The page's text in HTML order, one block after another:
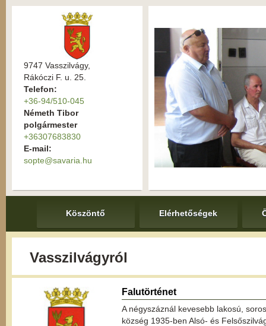
9747 Vasszilvágy,
Rákóczi F. u. 25.
Telefon:
+36-94/510-045
Németh Tibor
polgármester
+36307683830
E-mail:
sopte@savaria.hu
Köszöntő Elérhetőségek
Vasszilvágyról
Falutörténet
A négyszáznál kevesebb lakosú,
község 1935-ben Alsó- és